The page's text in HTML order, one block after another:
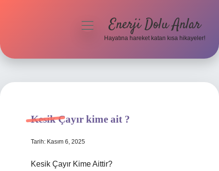
Hakkımızda
menüyüEnerji Dolu Anlar
Hayatına hareket katan kısa hikayeler!
Kesik Çayır kime ait ?
Tarih: Kasım 6, 2025
Kesik Çayır Kime Aittir?